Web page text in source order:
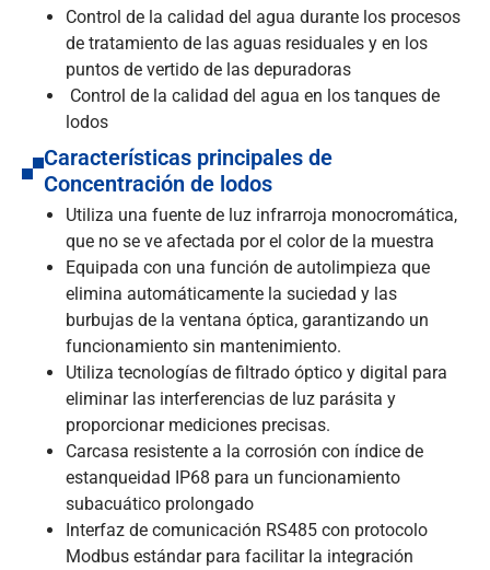
Control de la calidad del agua durante los procesos
de tratamiento de las aguas residuales y en los
puntos de vertido de las depuradoras
Control de la calidad del agua en los tanques de
lodos
Características principales de
Concentración de lodos
Utiliza una fuente de luz infrarroja monocromática,
que no se ve afectada por el color de la muestra
Equipada con una función de autolimpieza que
elimina automáticamente la suciedad y las
burbujas de la ventana óptica, garantizando un
funcionamiento sin mantenimiento.
Utiliza tecnologías de filtrado óptico y digital para
eliminar las interferencias de luz parásita y
proporcionar mediciones precisas.
Carcasa resistente a la corrosión con índice de
estanqueidad IP68 para un funcionamiento
subacuático prolongado
Interfaz de comunicación RS485 con protocolo
Modbus estándar para facilitar la integración